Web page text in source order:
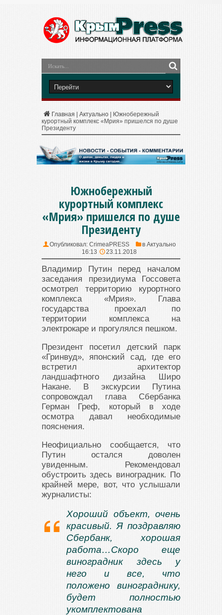
Главная Актуально
Южнобережный
курортный комплекс «Мрия» пришелся по душе
Президенту
Южнобережный
курортный комплекс
«Мрия» пришелся по душе
Президенту
Опубликовал: CrimeaPRESS в Актуально
16:13
23.11.2018
Владимир Путин перед началом
заседания президиума Госсовета
осмотрел территорию курортного
комплекса «Мрия». Глава
государства проехал по
территории комплекса на
электрокаре и прогулялся пешком.
Президент посетил детский парк
«Гринвуд», японский сад, где его
встретил архитектор
ландшафтного дизайна Широ
Накане. В экскурсии Путина
сопровождал глава Сбербанка
Герман Греф, который в ходе
осмотра давал необходимые
пояснения.
Неофициально сообщается, что
Путин остался доволен
увиденным. Рекомендовал
обустроить здесь виноградник. По
крайней мере, вот, что услышали
журналисты:
Хороший объект, очень
красивый. Я поздравляю
Сбербанк, хорошая
работа…Скоро еще
виноградник здесь у
него и все, что
положено винограднику,
будет полностью
укомплектована